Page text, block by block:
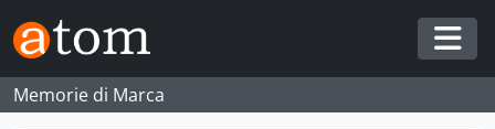
Skip to main content
Memorie di Marca